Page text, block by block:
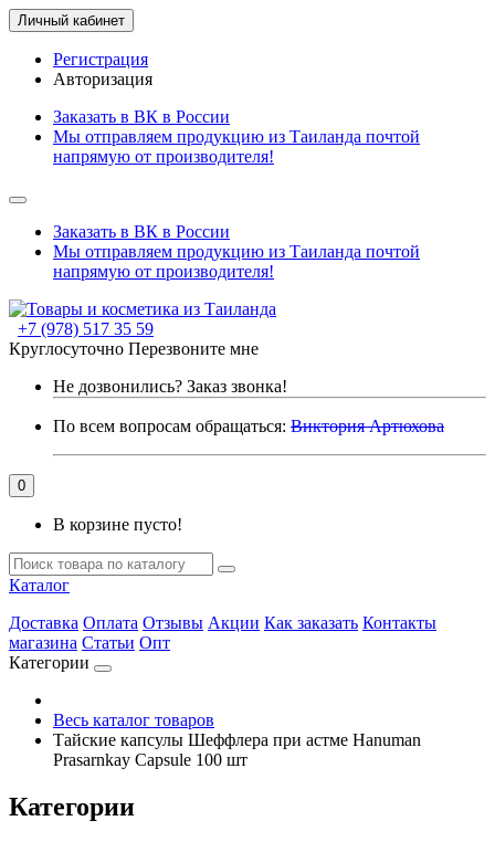
Личный кабинет
Регистрация
Авторизация
Заказать в ВК в России
Мы отправляем продукцию из Таиланда почтой
напрямую от производителя!
Заказать в ВК в России
Мы отправляем продукцию из Таиланда почтой
напрямую от производителя!
+7 (978) 517 35 59
Круглосуточно Перезвоните мне
Не дозвонились? Заказ звонка!
По всем вопросам обращаться: Виктория Артюхова
0
В корзине пусто!
Каталог
Доставка Оплата Отзывы Акции Как заказать Контакты
магазина Статьи Опт
Категории
Весь каталог товаров
Тайские капсулы Шеффлера при астме Hanuman
Prasarnkay Capsule 100 шт
Категории